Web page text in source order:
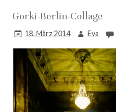
Gorki-Berlin-Collage
18. März 2014 Eva